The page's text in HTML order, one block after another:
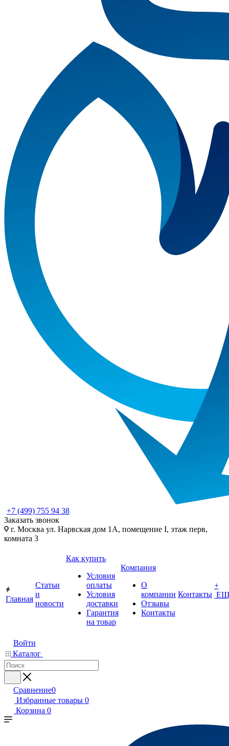
+7 (499) 755 94 38
Заказать звонок
г. Москва ул. Нарвская дом 1А, помещение I, этаж перв,
комната 3
Главная
Статьи
и
новости
Как купить
Условия
оплаты
Условия
доставки
Гарантия
на товар
Компания
О
компании
Отзывы
Контакты
Контакты
+
Войти
Каталог
Сравнение0
Избранные товары 0
Корзина 0